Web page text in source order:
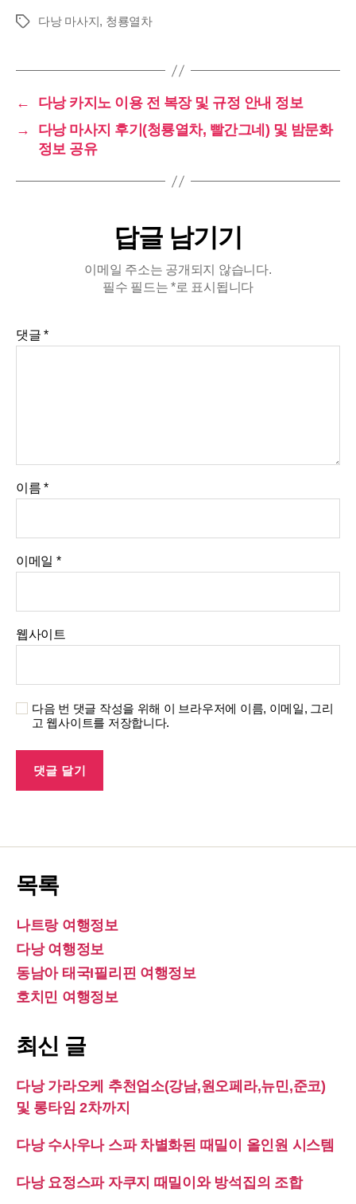
Tags 다낭 마사지 , 청룡열차
←
다낭 카지노 이용 전 복장 및 규정 안내 정보
→
다낭 마사지 후기(청룡열차, 빨간그네) 및 밤문화
정보 공유
답글 남기기
이메일 주소는 공개되지 않습니다.
필수 필드는*로 표시됩니다
댓글*
이름*
이메일 *
웹사이트
다음 번 댓글 작성을 위해 이 브라우저에 이름, 이메일, 그리
고 웹사이트를 저장합니다.
목록
나트랑 여행정보
다낭 여행정보
동남아 태국I필리핀 여행정보
호치민 여행정보
최신 글
다낭 가라오케 추천업소(강남,원오페라,뉴민,준코)
및 롱타임 2차까지
다낭 수사우나 스파 차별화된 때밀이 올인원 시스템
다낭 요정스파 자쿠지 때밀이와 방석집의 조합